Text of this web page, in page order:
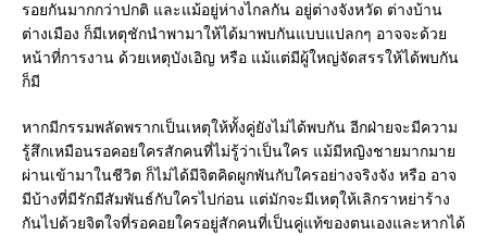
รอยกันมากกว่าปกติ และแม้อยู่ห่างไกลกัน อยู่ต่างจังหวัด ต่างบ้าน
ต่างเมือง ก็มีเหตุชักนำพามาให้ได้มาพบกันแบบแปลกๆ อาจจะด้วย
หน้าที่การงาน ด้วยเหตุบังเอิญ หรือ แม้แต่มีผู้ใหญ่จัดสรรให้ได้พบกัน
ก็มี
หากมีกรรมพลัดพรากเป็นเหตุให้ทั้งคู่ยังไม่ได้พบกัน อีกฝ่ายจะมีความ
รู้สึกเหมือนรอคอยใครสักคนที่ไม่รู้ว่าเป็นใคร แม้มีหญิงชายมากมาย
ผ่านเข้ามาในชีวิต ก็ไม่ได้มีจิตคิดผูกพันกับใครอย่างจริงจัง หรือ อาจ
มีบ้างที่มีรักมีสัมพันธ์กับใครไปก่อน แต่มักจะมีเหตุให้เลิกราหย่าร้าง
กันไปด้วยจิตใจที่รอคอยใครอยู่สักคนที่เป็นคู่แท้ของตนเองและหากได้